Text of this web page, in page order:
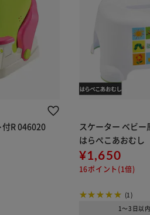
R 046020
スケーター ベビー
はらぺこあおむし
¥1,650
16ポイント(1倍)
(1)
1～3日以